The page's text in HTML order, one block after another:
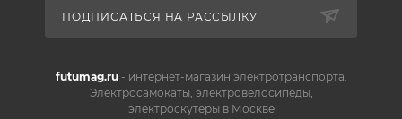
ПОДПИСАТЬСЯ НА РАССЫЛКУ
futumag.ru- интернет-магазин электротранспорта.
Электросамокаты, электровелосипеды,
электроскутеры в Москве